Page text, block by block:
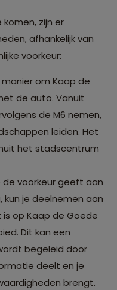
zijn er
afhankelijk van
voorkeur:
om Kaap de
de auto. Vanuit
de M6 nemen,
leiden. Het
het stadscentrum
de voorkeur geeft aan
je deelnemen aan
op Kaap de Goede
Dit kan een
begeleid door
deelt en je
brengt.